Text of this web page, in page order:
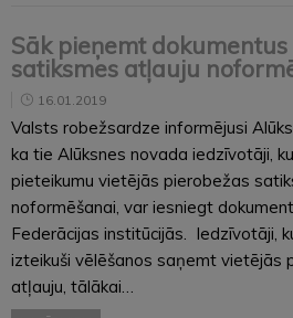
Sāk pieņemt
satiksmes atļauju
16.01.2019
Valsts robežsardze informējusi
ka tie Alūksnes novada iedzīvotāji,
pieteikumu vietējās pierobežas
noformēšanai, var iesniegt
Federācijas institūcijās. Iedzīvotāji,
izteikuši vēlēšanos saņemt vietējās
atļauju, tālākai…